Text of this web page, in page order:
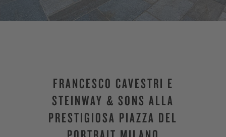
FRANCESCO CAVESTRI E
STEINWAY & SONS ALLA
PRESTIGIOSA PIAZZA DEL